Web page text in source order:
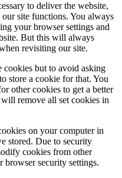
to deliver the website,
site functions. You always
your browser settings and
But this will always
revisiting our site.
but to avoid asking
store a cookie for that. You
other cookies to get a better
remove all set cookies in
on your computer in
stored. Due to security
cookies from other
browser security settings.